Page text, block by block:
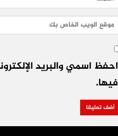
احفظ اسمي والبريد
فيها.